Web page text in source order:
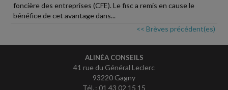
foncière des entreprises (CFE). Le fisc a remis en cause le
bénéfice de cet avantage dans...
<< Brèves précédent(es)
ALINÉA CONSEILS
41 rue du Général Leclerc
93220 Gagny
Tél. : 01 43 02 15 15